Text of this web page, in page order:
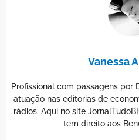
Vanessa
Profissional com passagens por
atuação nas editorias de
rádios. Aqui no site
tem direito aos